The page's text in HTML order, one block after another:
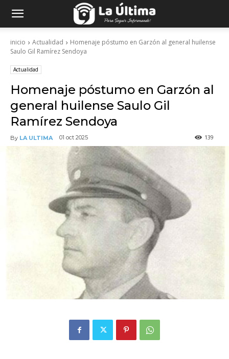
inicio Actualidad
Homenaje póstumo en Garzón al general huilense
Saulo Gil Ramírez Sendoya
Actualidad
Homenaje póstumo en Garzón al
general huilense Saulo Gil
Ramírez Sendoya
By LA ULTIMA 01 oct 2025 139